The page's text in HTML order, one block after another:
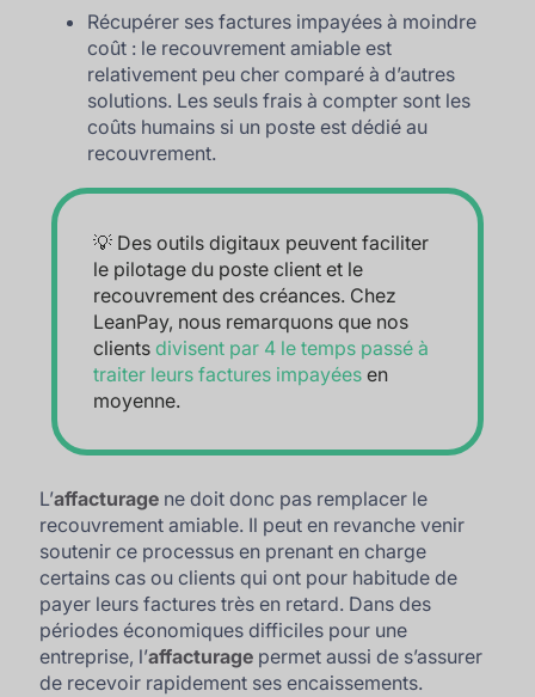
Récupérer ses factures impayées à moindre
coût : le recouvrement amiable est
relativement peu cher comparé à d’autres
solutions. Les seuls frais à compter sont les
coûts humains si un poste est dédié au
recouvrement.
💡 Des outils digitaux peuvent faciliter
le pilotage du poste client et le
recouvrement des créances. Chez
LeanPay, nous remarquons que nos
clientsdivisent par 4 le temps passé à
traiter leurs factures impayées en
moyenne.
L’affacturage ne doit donc pas remplacer le
recouvrement amiable. Il peut en revanche venir
soutenir ce processus en prenant en charge
certains cas ou clients qui ont pour habitude de
payer leurs factures très en retard. Dans des
périodes économiques difficiles pour une
entreprise, l’affacturage permet aussi de s’assurer
de recevoir rapidement ses encaissements.